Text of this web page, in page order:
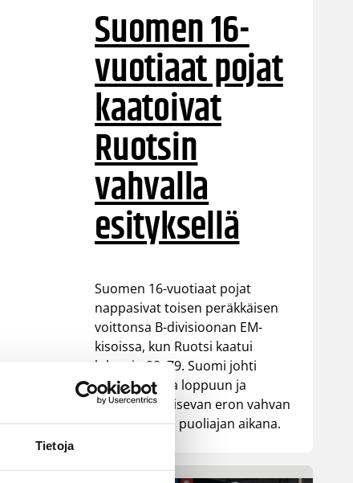
Tietoja
Suomen 16-
vuotiaat pojat
kaatoivat
Ruotsin
vahvalla
esityksellä
Suomen 16-vuotiaat pojat
nappasivat toisen peräkkäisen
voittonsa B-divisioonan EM-
kisoissa, kun Ruotsi kaatui
lukemin 98–79. Suomi johti
ottelua alusta loppuun ja
rakensi ratkaisevan eron vahvan
ensimmäisen puoliajan aikana.